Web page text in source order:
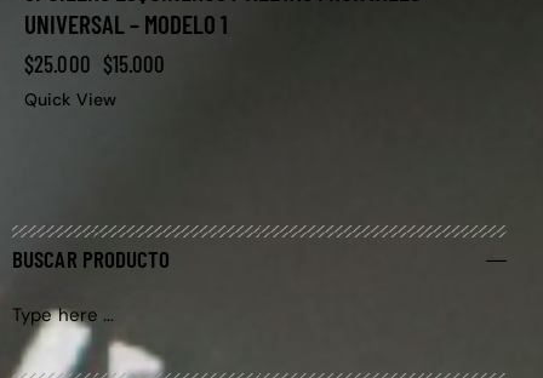
UNIVERSAL – MODELO 1
$25.000 $15.000
Quick View
BUSCAR PRODUCTO